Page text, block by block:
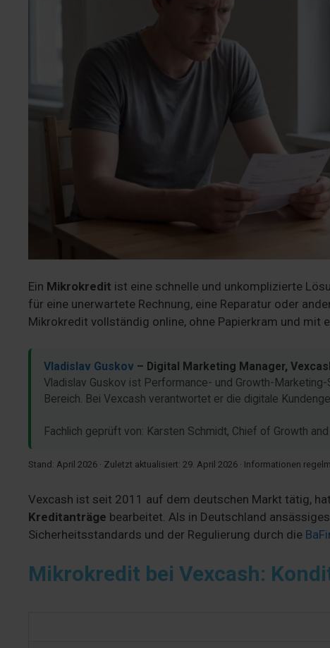
Ein Mikrokredit ist eine schnelle und unkomplizierte
für eine unerwartete Rechnung, eine Reparatur oder
Mikrokredit vollständig online, ohne Papierkram und mit
Vladislav Guskov – Digital Marketing Manager,
Vladislav Guskov ist Performance- und Growth-
Bereich. Bei Vexcash verantwortet er die digitale
Fachlich geprüft von: Karsten Schmidt, Chief of Growth
Stand: April 2026 · Zuletzt aktualisiert: 29. April 2026 · Informationen
Vexcash ist seit 2011 auf dem deutschen Markt tätig,
Kreditanträge bearbeitet. Als in Deutschland
Sicherheitsstandards und der Regulierung durch die
Mikrokredit bei Vexcash: